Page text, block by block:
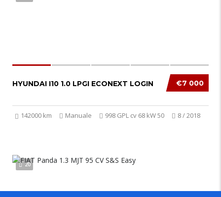
€7 000
HYUNDAI I10 1.0 LPGI ECONEXT LOGIN
142000 km Manuale 998 GPL cv 68 kW 50 8 / 2018
20